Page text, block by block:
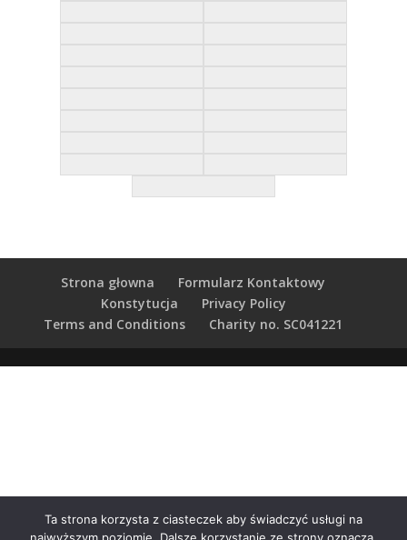
Strona głowna
Formularz Kontaktowy
Konstytucja
Privacy Policy
Terms and Conditions
Charity no. SC041221
Ta strona korzysta z ciasteczek aby świadczyć usługi na